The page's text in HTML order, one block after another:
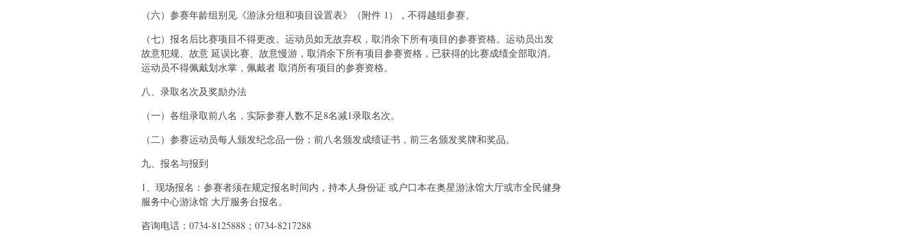
（六）参赛年龄组别见《游泳分组和项目设置表》（附件 1），不得越组参赛。
（七）报名后比赛项目不得更改。运动员如无故弃权，取消余下所有项目的参赛资格。运动员出发
故意犯规、故意 延误比赛、故意慢游，取消余下所有项目参赛资格，已获得的比赛成绩全部取消。
运动员不得佩戴划水掌，佩戴者 取消所有项目的参赛资格。
八、录取名次及奖励办法
（一）各组录取前八名，实际参赛人数不足8名减1录取名次。
（二）参赛运动员每人颁发纪念品一份；前八名颁发成绩证书，前三名颁发奖牌和奖品。
九、报名与报到
1、现场报名：参赛者须在规定报名时间内，持本人身份证 或户口本在奥星游泳馆大厅或市全民健身
服务中心游泳馆 大厅服务台报名。
咨询电话：0734-8125888；0734-8217288